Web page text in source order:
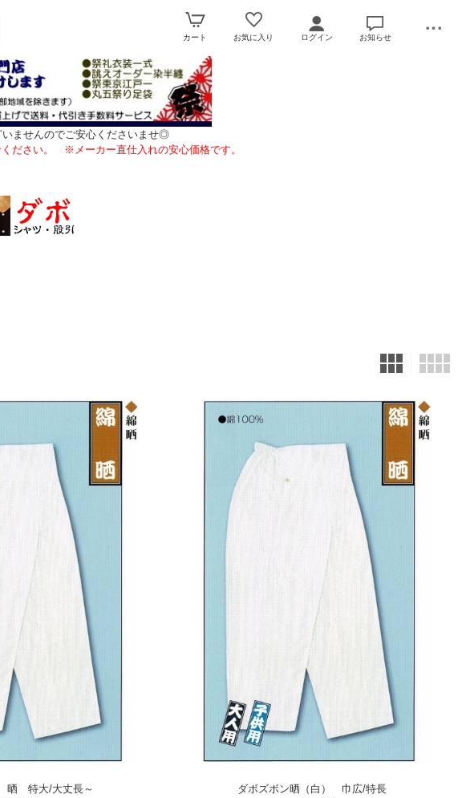
カート お気に入り ログイン お知らせ
ませんのでご安心くださいませ◎
ださい。 ※メーカー直仕入れの安心価格です。
晒 特大/大丈長～ ダボズボン晒（白） 巾広/特長